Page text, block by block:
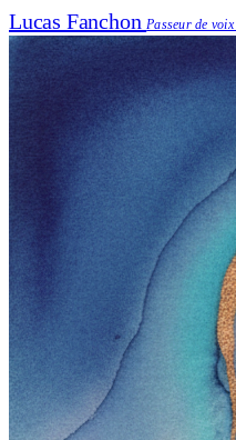
Lucas Fanchon Passeur de voix